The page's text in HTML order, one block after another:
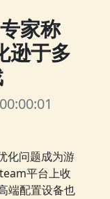
家称
逊于多
化问题成为游
平台上收
端配置设备也